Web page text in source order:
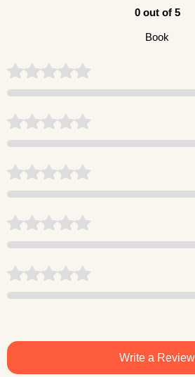
0 out of 5
Book
Write a Review